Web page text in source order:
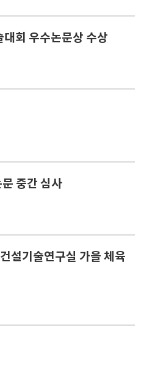
회 우수논문상 수상
중간 심사
설기술연구실 가을 체육